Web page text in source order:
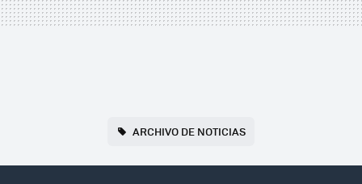
ARCHIVO DE NOTICIAS